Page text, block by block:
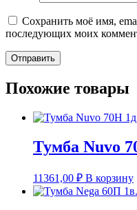
Сохранить моё имя,
последующих моих
Похожие товары
Тумба Nuvo
11361,00 ₽ В корзину